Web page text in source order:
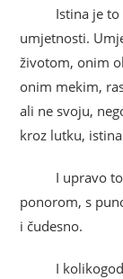
Istina je to i
umjetnosti.
životom, onim
onim mekim,
ali ne svoju,
kroz lutku,
I upravo to
ponorom, s
i čudesno.
I kolikogod